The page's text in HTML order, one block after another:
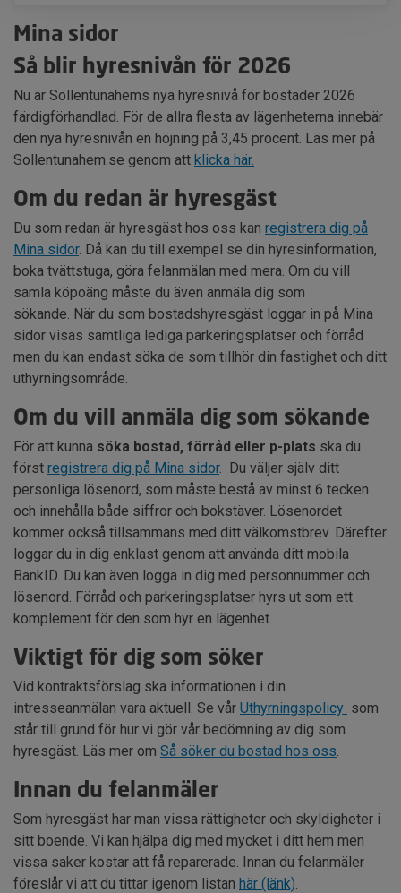
Mina sidor
Så blir hyresnivån för 2026
Nu är Sollentunahems nya hyresnivå för bostäder 2026
färdigförhandlad. För de allra flesta av lägenheterna innebär
den nya hyresnivån en höjning på 3,45 procent. Läs mer på
Sollentunahem.se genom att klicka här.
Om du redan är hyresgäst
Du som redan är hyresgäst hos oss kan registrera dig på
Mina sidor. Då kan du till exempel se din hyresinformation,
boka tvättstuga, göra felanmälan med mera. Om du vill
samla köpoäng måste du även anmäla dig som
sökande. När du som bostadshyresgäst loggar in på Mina
sidor visas samtliga lediga parkeringsplatser och förråd
men du kan endast söka de som tillhör din fastighet och ditt
uthyrningsområde.
Om du vill anmäla dig som sökande
För att kunna söka bostad, förråd eller p-plats ska du
först registrera dig på Mina sidor. Du väljer själv ditt
personliga lösenord, som måste bestå av minst 6 tecken
och innehålla både siffror och bokstäver. Lösenordet
kommer också tillsammans med ditt välkomstbrev. Därefter
loggar du in dig enklast genom att använda ditt mobila
BankID. Du kan även logga in dig med personnummer och
lösenord. Förråd och parkeringsplatser hyrs ut som ett
komplement för den som hyr en lägenhet.
Viktigt för dig som söker
Vid kontraktsförslag ska informationen i din
intresseanmälan vara aktuell. Se vår Uthyrningspolicy som
står till grund för hur vi gör vår bedömning av dig som
hyresgäst. Läs mer om Så söker du bostad hos oss.
Innan du felanmäler
Som hyresgäst har man vissa rättigheter och skyldigheter i
sitt boende. Vi kan hjälpa dig med mycket i ditt hem men
vissa saker kostar att få reparerade. Innan du felanmäler
föreslår vi att du tittar igenom listan här (länk).